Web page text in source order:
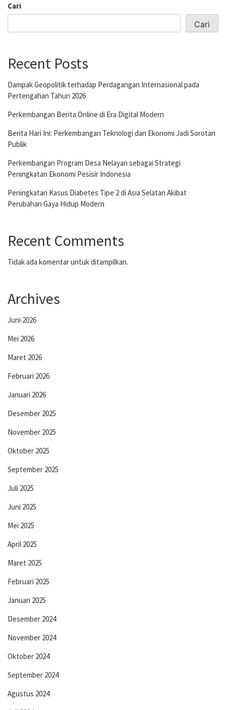
Cari
Cari
Recent Posts
Dampak Geopolitik terhadap Perdagangan Internasional pada
Pertengahan Tahun 2026
Perkembangan Berita Online di Era Digital Modern
Berita Hari Ini: Perkembangan Teknologi dan Ekonomi Jadi Sorotan
Publik
Perkembangan Program Desa Nelayan sebagai Strategi
Peningkatan Ekonomi Pesisir Indonesia
Peningkatan Kasus Diabetes Tipe 2 di Asia Selatan Akibat
Perubahan Gaya Hidup Modern
Recent Comments
Tidak ada komentar untuk ditampilkan.
Archives
Juni 2026
Mei 2026
Maret 2026
Februari 2026
Januari 2026
Desember 2025
November 2025
Oktober 2025
September 2025
Juli 2025
Juni 2025
Mei 2025
April 2025
Maret 2025
Februari 2025
Januari 2025
Desember 2024
November 2024
Oktober 2024
September 2024
Agustus 2024